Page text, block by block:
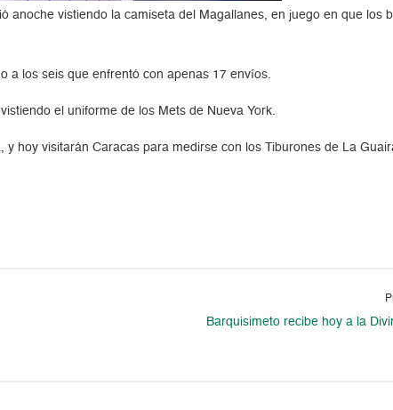
vistiendo la camiseta del Magallanes, en juego en que los
a los seis que enfrentó con apenas 17 envíos.
el uniforme de los Mets de Nueva York.
hoy visitarán Caracas para medirse con los Tiburones de La
Barquisimeto recibe hoy a la